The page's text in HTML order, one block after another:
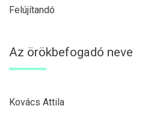
Felújítandó
Az örökbefogadó neve
Kovács Attila